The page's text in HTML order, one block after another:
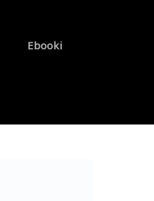
Ebooki